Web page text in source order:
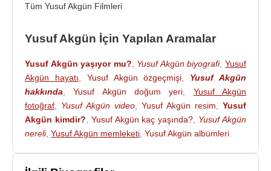
Tüm Yusuf Akgün Filmleri
Yusuf Akgün İçin Yapılan Aramalar
Yusuf Akgün yaşıyor mu? Yusuf Akgün biyografi,Yusuf
Akgün hayatı
Yusuf Akgün özgeçmişi
Yusuf Akgün
hakkında ,Yusuf Akgün doğum yeri
Yusuf Akgün
fotoğraf
Yusuf Akgün video Yusuf Akgün resim
Yusuf
Akgün kimdir?
Yusuf Akgün kaç yaşında?
Yusuf Akgün
nereli, Yusuf Akgün memleketi Yusuf Akgün albümleri